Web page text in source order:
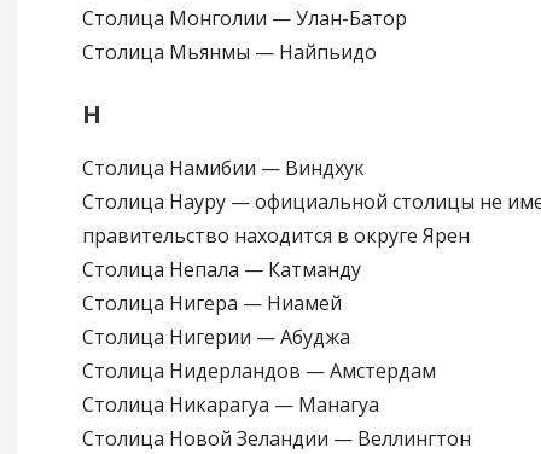
Столица Монголии — Улан-Батор
Столица Мьянмы — Найпьидо
Н
Столица Намибии — Виндхук
Столица Науру — официальной столицы не
правительство находится в округе Ярен
Столица Непала — Катманду
Столица Нигера — Ниамей
Столица Нигерии — Абуджа
Столица Нидерландов — Амстердам
Столица Никарагуа — Манагуа
Столица Новой Зеландии — Веллингтон